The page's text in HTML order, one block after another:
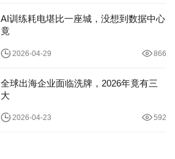
AI训练耗电堪比一座城，没想到数据中心
竟
2026-04-29 866
全球出海企业面临洗牌，2026年竟有三
大
2026-04-23 592